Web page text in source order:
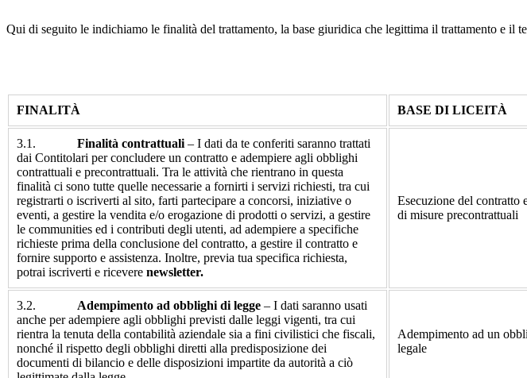
Qui di seguito le indichiamo le finalità del trattamento, la base giuridica che legittima il trattamento e il
FINALITÀ BASE DI LICEITÀ
3.1. Finalità contrattuali – I dati da te conferiti saranno trattati
dai Contitolari per concludere un contratto e adempiere agli obblighi
contrattuali e precontrattuali. Tra le attività che rientrano in questa
finalità ci sono tutte quelle necessarie a fornirti i servizi richiesti, tra cui
registrarti o iscriverti al sito, farti partecipare a concorsi, iniziative o
eventi, a gestire la vendita e/o erogazione di prodotti o servizi, a gestire
le communities ed i contributi degli utenti, ad adempiere a specifiche
richieste prima della conclusione del contratto, a gestire il contratto e
fornire supporto e assistenza. Inoltre, previa tua specifica richiesta,
potrai iscriverti e ricevere newsletter.
Esecuzione del contratto
di misure precontrattuali
3.2. Adempimento ad obblighi di legge – I dati saranno usati
anche per adempiere agli obblighi previsti dalle leggi vigenti, tra cui
rientra la tenuta della contabilità aziendale sia a fini civilistici che fiscali,
nonché il rispetto degli obblighi diretti alla predisposizione dei
documenti di bilancio e delle disposizioni impartite da autorità a ciò
Adempimento ad un
legale